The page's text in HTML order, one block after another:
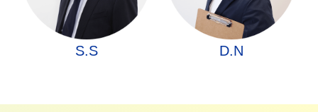
S.S D.N